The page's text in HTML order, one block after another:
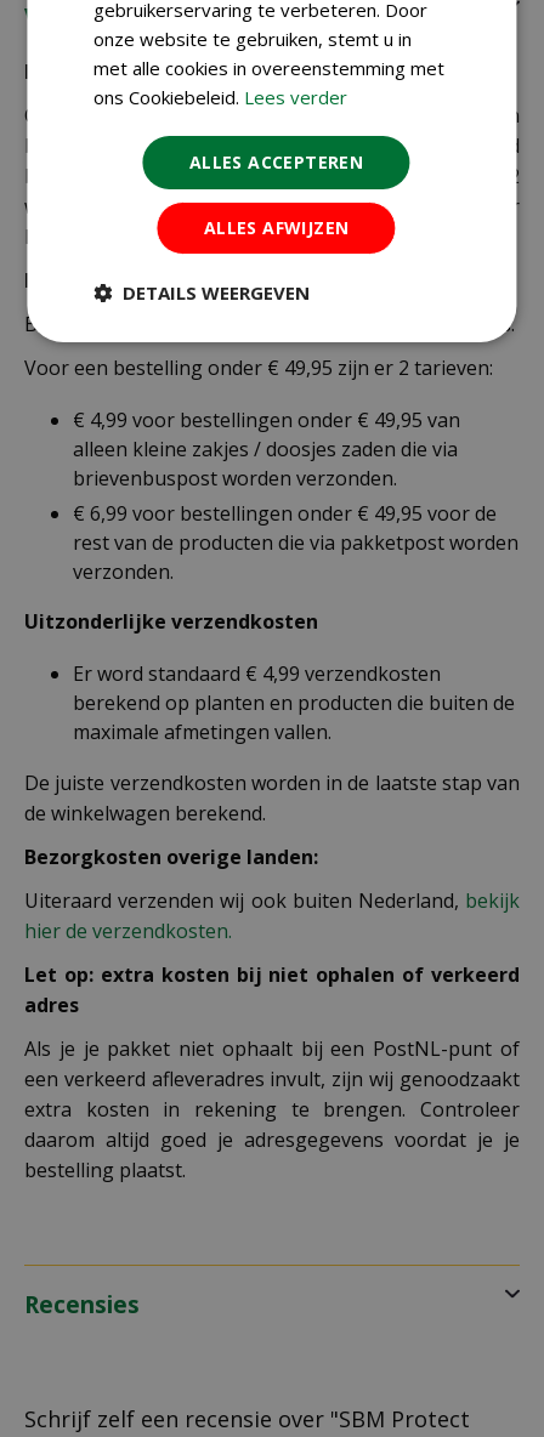
Verzending
Bezorging:
Om uw bestelling goed en veilig bij u thuis te laten
bezorgen maken wij gebruik van PostNL. De levertijd
bedraagt doorgaans tussen de 1 en 2
werkdagen. Deze bezorgtijd geldt zowel voor
Nederland als België.
Bezorgkosten Nederland:
Bestellingen van € 49,95 of meer verzenden wij gratis.
Voor een bestelling onder € 49,95 zijn er 2 tarieven:
€ 4,99 voor bestellingen onder € 49,95 van
alleen kleine zakjes / doosjes zaden die via
brievenbuspost worden verzonden.
€ 6,99 voor bestellingen onder € 49,95 voor de
rest van de producten die via pakketpost worden
verzonden.
Uitzonderlijke verzendkosten
Er word standaard € 4,99 verzendkosten
berekend op planten en producten die buiten de
maximale afmetingen vallen.
De juiste verzendkosten worden in de laatste stap van
de winkelwagen berekend.
Bezorgkosten overige landen:
Uiteraard verzenden wij ook buiten Nederland, bekijk
hier de verzendkosten.
Let op: extra kosten bij niet ophalen of verkeerd
adres
Als je je pakket niet ophaalt bij een PostNL-punt of
een verkeerd afleveradres invult, zijn wij genoodzaakt
extra kosten in rekening te brengen. Controleer
daarom altijd goed je adresgegevens voordat je je
bestelling plaatst.
Recensies
Schrijf zelf een recensie over "SBM Protect
gebruikerservaring te verbeteren. Door
onze website te gebruiken, stemt u in
met alle cookies in overeenstemming met
ons Cookiebeleid. Lees verder
ALLES ACCEPTEREN
ALLES AFWIJZEN
DETAILS WEERGEVEN